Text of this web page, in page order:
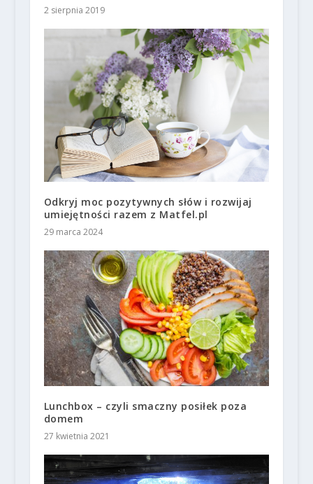
2 sierpnia 2019
Odkryj moc pozytywnych słów i rozwijaj
umiejętności razem z Matfel.pl
29 marca 2024
Lunchbox – czyli smaczny posiłek poza
domem
27 kwietnia 2021